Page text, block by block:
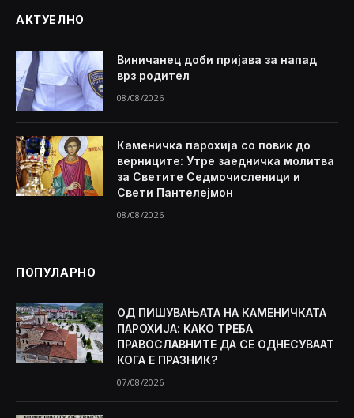
АКТУЕЛНО
Виничанец доби пријава за напад
врз родител
08/08/2026
Каменичка парохија со повик до
верниците: Утре заедничка молитва
за Светите Седмочисленици и
Свети Пантелејмон
08/08/2026
ПОПУЛАРНО
ОД ПИШУВАЊАТА НА КАМЕНИЧКАТА
ПАРОХИЈА: КАКО ТРЕБА
ПРАВОСЛАВНИТЕ ДА СЕ ОДНЕСУВААТ
КОГА Е ПРАЗНИК?
07/08/2026